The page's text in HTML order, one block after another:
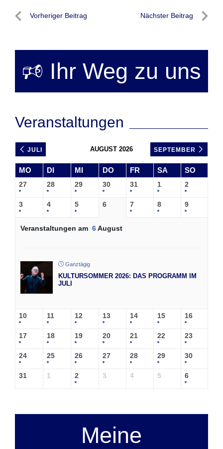
Beitragsnavigation
Vorheriger Beitrag Nächster Beitrag
🕫 Ihr Weg zu uns
Veranstaltungen
JULI AUGUST 2026 SEPTEMBER
MO DI MI DO FR SA SO
27 28 29 30 31 1 2
3 4 5 6 7 8 9
Veranstaltungen am 6August
Ganztägig
KULTURSOMMER 2026: DAS PROGRAMM IM
JULI
10 11 12 13 14 15 16
17 18 19 20 21 22 23
24 25 26 27 28 29 30
31 1 2 3 4 5 6
Meine